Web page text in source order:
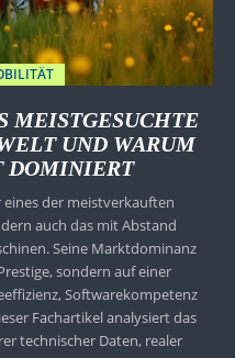
MEISTGESUCHTE
UND WARUM
DOMINIERT
eines der meistverkauften
auch das mit Abstand
Seine Marktdominanz
sondern auf einer
Softwarekompetenz
Fachartikel analysiert das
technischer Daten, realer